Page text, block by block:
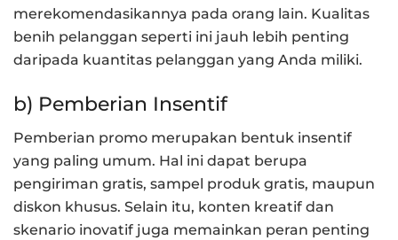
merekomendasikannya pada orang lain. Kualitas
benih pelanggan seperti ini jauh lebih penting
daripada kuantitas pelanggan yang Anda miliki.
b) Pemberian Insentif
Pemberian promo merupakan bentuk insentif
yang paling umum. Hal ini dapat berupa
pengiriman gratis, sampel produk gratis, maupun
diskon khusus. Selain itu, konten kreatif dan
skenario inovatif juga memainkan peran penting